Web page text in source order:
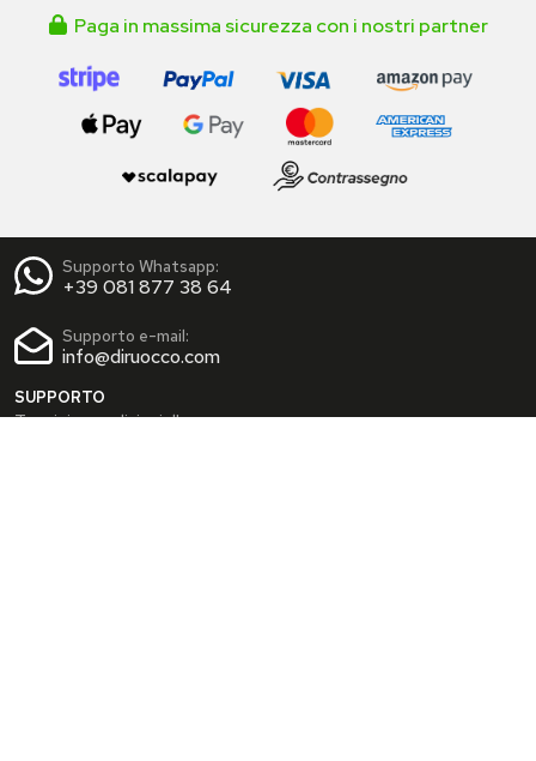
Paga in massima sicurezza con i nostri partner
Supporto Whatsapp:
+39 081 877 38 64
Supporto e-mail:
info@diruocco.com
SUPPORTO
Termini e condizioni d'uso